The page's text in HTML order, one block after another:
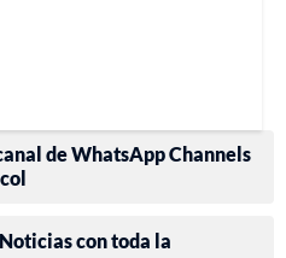
de WhatsApp Channels
con toda la